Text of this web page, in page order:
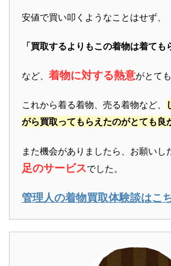
安値で買い叩くようなことはせず、
「買取するよりもこの着物は着ても
など、 着物に対する熱意がとて
これから着る着物、売る着物など、
がら買取ってもらえたのがとても良
また機会がありましたら、お願いし
足のサービスでした。
管理人の着物買取体験談はこ